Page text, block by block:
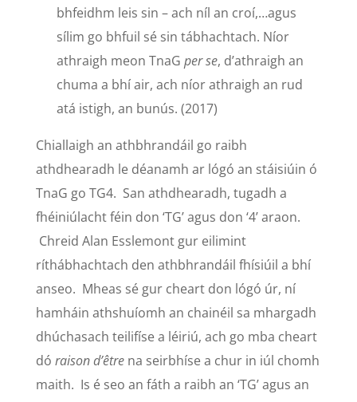
bhfeidhm leis sin – ach níl an croí,…agus
sílim go bhfuil sé sin tábhachtach. Níor
athraigh meon TnaGper se, d’athraigh an
chuma a bhí air, ach níor athraigh an rud
atá istigh, an bunús. (2017)
Chiallaigh an athbhrandáil go raibh
athdhearadh le déanamh ar lógó an stáisiúin ó
TnaG go TG4. San athdhearadh, tugadh a
fhéiniúlacht féin don ‘TG’ agus don ‘4’ araon.
Chreid Alan Esslemont gur eilimint
ríthábhachtach den athbhrandáil fhísiúil a bhí
anseo. Mheas sé gur cheart don lógó úr, ní
hamháin athshuíomh an chainéil sa mhargadh
dhúchasach teilifíse a léiriú, ach go mba cheart
dó raison d’êtrena seirbhíse a chur in iúl chomh
maith. Is é seo an fáth a raibh an ‘TG’ agus an